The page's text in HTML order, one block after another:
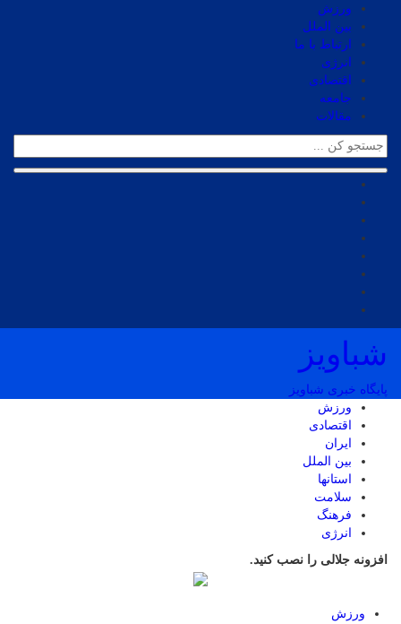
ورزش
بین الملل
ارتباط با ما
انرژی
اقتصادی
جامعه
مقالات
شباویز
پایگاه خبری شباویز
ورزش
اقتصادی
ایران
بین الملل
استانها
سلامت
فرهنگ
انرژی
افزونه جلالی را نصب کنید.
ورزش